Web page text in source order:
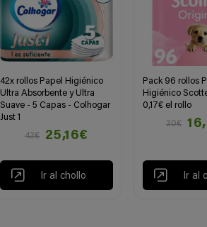
42x rollos Papel Higiénico
Ultra Absorbente y Ultra
Suave - 5 Capas - Colhogar
Just 1
42€
25,16€
Ir al chollo
Pack 96 rollos
Higiénico
0,17€ el rollo
30€
Ir al